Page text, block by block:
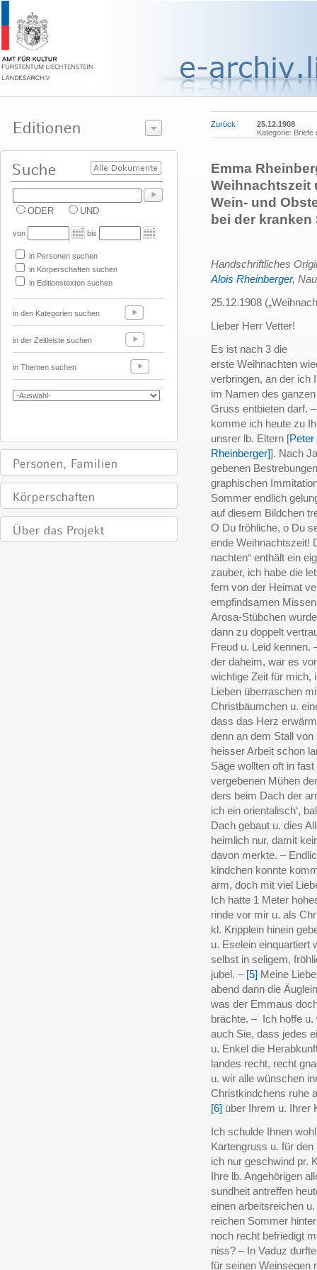
ODER UND
von bis
in Personen suchen
in Körperschaften suchen
in Editionstexten suchen
in den Kategorien suchen
in der Zeitleiste suchen
in Themen suchen
Zurück
25.12.1908
Kategorie: Briefe
Emma
Weihnachtszeit
Wein- und
bei der
Handschriftliches
Alois Rheinberger,
25.12.1908
Lieber Herr Vetter!
Es ist nach 3 die
erste Weihnachten
verbringen, an der ich
im Namen des
Gruss entbieten darf.
komme ich heute zu
unsrer lb. Eltern [Peter
Rheinberger]]. Nach
gebenen
graphischen
Sommer endlich
auf diesem Bildchen
O Du fröhliche, o Du
ende Weihnachtszeit!
nachten“ enthält ein
zauber, ich habe die
fern von der Heimat
empfindsamen
Arosa-Stübchen
dann zu doppelt
Freud u. Leid kennen.
der daheim, war es
wichtige Zeit für mich,
Lieben überraschen
Christbäumchen u.
dass das Herz
denn an dem Stall
heisser Arbeit schon
Säge wollten oft in
vergebenen Mühen
ders beim Dach der
ich ein orientalisch‘,
Dach gebaut u. dies
heimlich nur, damit
davon merkte. –
kindchen konnte
arm, doch mit viel
Ich hatte 1 Meter
rinde vor mir u. als
kl. Kripplein hinein
u. Eselein einquartiert
selbst in seligem,
jubel. – [5] Meine
abend dann die
was der Emmaus
brächte. – Ich hoffe
auch Sie, dass jedes
u. Enkel die
landes recht, recht
u. wir alle wünschen
Christkindchens ruhe
[6] über Ihrem u. Ihrer
Ich schulde Ihnen
Kartengruss u. für
ich nur geschwind pr.
Ihre lb. Angehörigen
sundheit antreffen
einen arbeitsreichen
reichen Sommer
noch recht befriedigt
niss? – In Vaduz
für seinen Weinsegen